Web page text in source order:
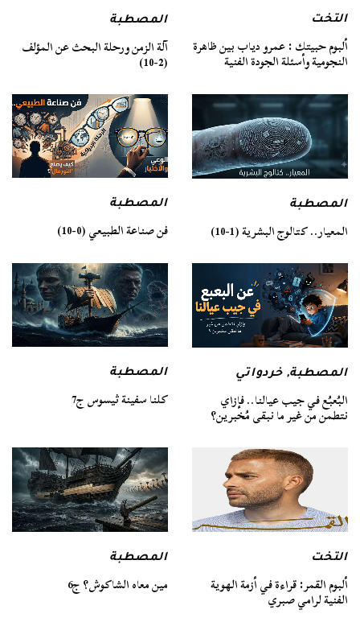
التخت
ألبوم حبيتك : عمرو دياب بين ظاهرة
النجومية وأسئلة الجودة الفنية
المصطبة
آلة الزمن ورحلة البحث عن المؤلف
(2-10)
المصطبة
المعيار.. كتالوج البشرية (1-10)
المصطبة
فن صناعة الطبيعي (0-10)
المصطبة,خردواتي
البُعبُع في جيب عيالنا.. فإزاي
نتطمن من غير ما نبقى مُخبرين؟
المصطبة
كلنا سفينة ثيسوس ج7
التخت
ألبوم القمر: قراءة في أزمة الهوية
الفنية لرامي صبري
المصطبة
مين معاه الشاكوش؟ ج6